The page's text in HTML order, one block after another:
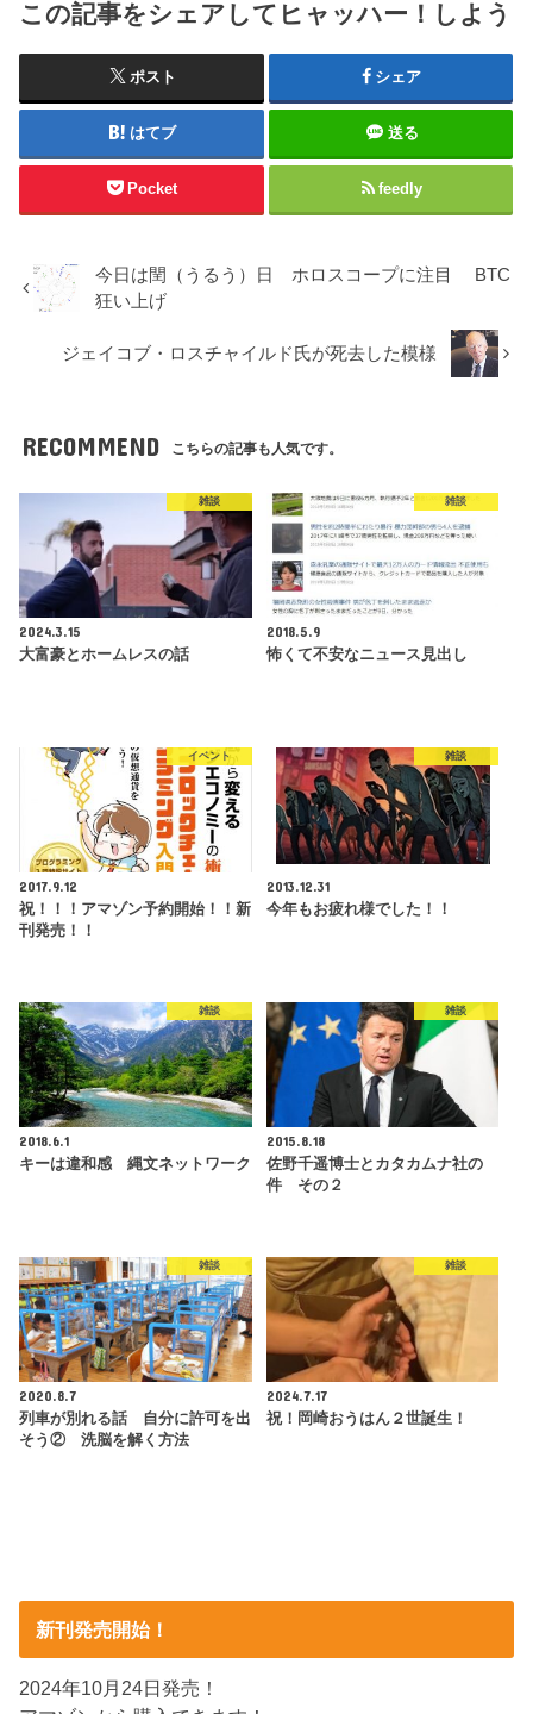
この記事をシェアしてヒャッハー！しよう
ポスト シェア
はてブ 送る
Pocket feedly
今日は閏（うるう）日 ホロスコープに注目 BTC
狂い上げ
ジェイコブ・ロスチャイルド氏が死去した模様
RECOMMEND こちらの記事も人気です。
雑談
2024.3.15
大富豪とホームレスの話
雑談
2018.5.9
怖くて不安なニュース見出し
イベント
2017.9.12
祝！！！アマゾン予約開始！！新
刊発売！！
雑談
2013.12.31
今年もお疲れ様でした！！
雑談
2018.6.1
キーは違和感 縄文ネットワーク
雑談
2015.8.18
佐野千遥博士とカタカムナ社の
件 その２
雑談
2020.8.7
列車が別れる話 自分に許可を出
そう② 洗脳を解く方法
雑談
2024.7.17
祝！岡崎おうはん２世誕生！
新刊発売開始！
2024年10月24日発売！